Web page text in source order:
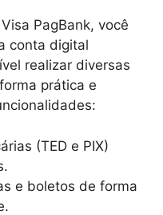
PagBank, você
conta digital
realizar diversas
prática e
(TED e PIX)
e boletos de forma